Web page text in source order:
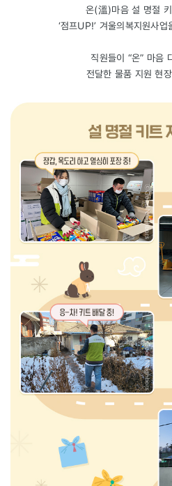
온(溫)마음 설 명절
‘점프UP!’ 겨울의복지원사
직원들이 “온” 마음
전달한 물품 지원 현